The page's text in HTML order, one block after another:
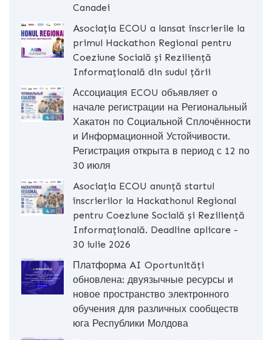
Canadei
Asociația ECOU a lansat înscrierile la
primul Hackathon Regional pentru
Coeziune Socială și Reziliență
Informațională din sudul țării
Ассоциация ECOU объявляет о
начале регистрации на Региональный
Хакатон по Социальной Сплочённости
и Информационной Устойчивости.
Регистрация открыта в период с 12 по
30 июля
Asociația ECOU anunță startul
înscrierilor la Hackathonul Regional
pentru Coeziune Socială și Reziliență
Informațională. Deadline aplicare -
30 iulie 2026
Платформа AI Oportunități
обновлена: двуязычные ресурсы и
новое пространство электронного
обучения для различных сообществ
юга Республики Молдова